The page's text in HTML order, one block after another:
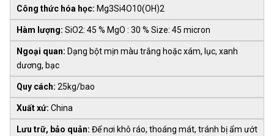
Công thức hóa học: Mg3Si4O10(OH)2
Hàm lượng: SiO2: 45 % MgO : 30 % Size: 45 micron
Ngoại quan: Dạng bột mịn màu trắng hoặc xám, lục, xanh
dương, bạc
Quy cách: 25kg/bao
Xuất xứ: China
Lưu trữ, bảo quản: Để nơi khô ráo, thoáng mát, tránh bị ẩm ướt